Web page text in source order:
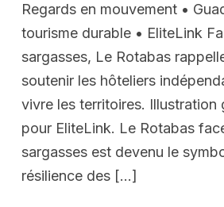
Regards en mouvement •
tourisme durable • EliteLink
sargasses, Le Rotabas
soutenir les hôteliers
vivre les territoires. Illustration
pour EliteLink. Le Rotabas
sargasses est devenu le
résilience des […]